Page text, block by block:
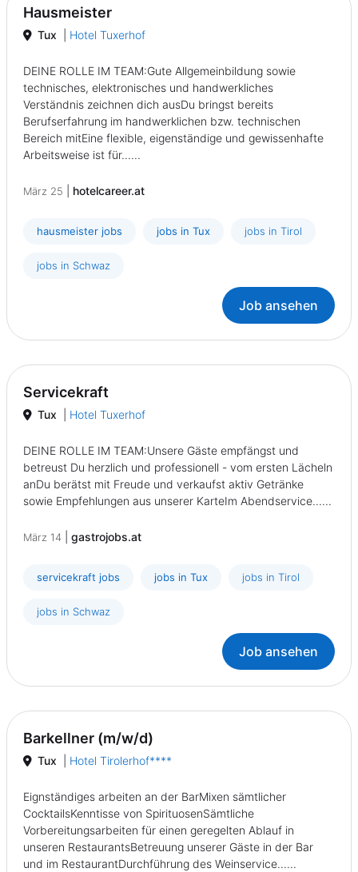
Hausmeister
Tux Hotel Tuxerhof
DEINE ROLLE IM TEAM:Gute Allgemeinbildung sowie
technisches, elektronisches und handwerkliches
Verständnis zeichnen dich ausDu bringst bereits
Berufserfahrung im handwerklichen bzw. technischen
Bereich mitEine flexible, eigenständige und gewissenhafte
Arbeitsweise ist für......
März 25 hotelcareer.at
hausmeister jobs jobs in Tux jobs in Tirol
jobs in Schwaz
Job ansehen
Servicekraft
Tux Hotel Tuxerhof
DEINE ROLLE IM TEAM:Unsere Gäste empfängst und
betreust Du herzlich und professionell - vom ersten Lächeln
anDu berätst mit Freude und verkaufst aktiv Getränke
sowie Empfehlungen aus unserer KarteIm Abendservice......
März 14 gastrojobs.at
servicekraft jobs jobs in Tux jobs in Tirol
jobs in Schwaz
Job ansehen
Barkellner (m/w/d)
Tux Hotel Tirolerhof****
Eignständiges arbeiten an der BarMixen sämtlicher
CocktailsKenntisse von SpirituosenSämtliche
Vorbereitungsarbeiten für einen geregelten Ablauf in
unseren RestaurantsBetreuung unserer Gäste in der Bar
und im RestaurantDurchführung des Weinservice......